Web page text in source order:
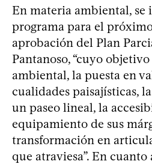
En materia ambiental, se
programa para el
aprobación del Plan
Pantanoso, “cuyo
ambiental, la puesta en
cualidades paisajísticas,
un paseo lineal, la
equipamiento de sus
transformación en
que atraviesa”. En